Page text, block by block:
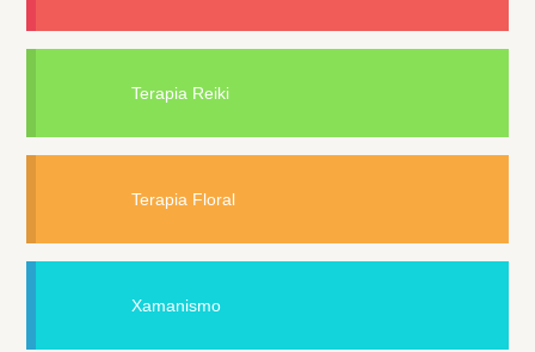
Terapia Reiki
Terapia Floral
Xamanismo